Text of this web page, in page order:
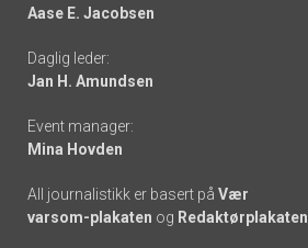
-
links
Aase E. Jacobsen
Daglig leder:
Jan H. Amundsen
Event manager:
Mina Hovden
All journalistikk er basert på Vær
varsom-plakaten og Redaktørplakaten